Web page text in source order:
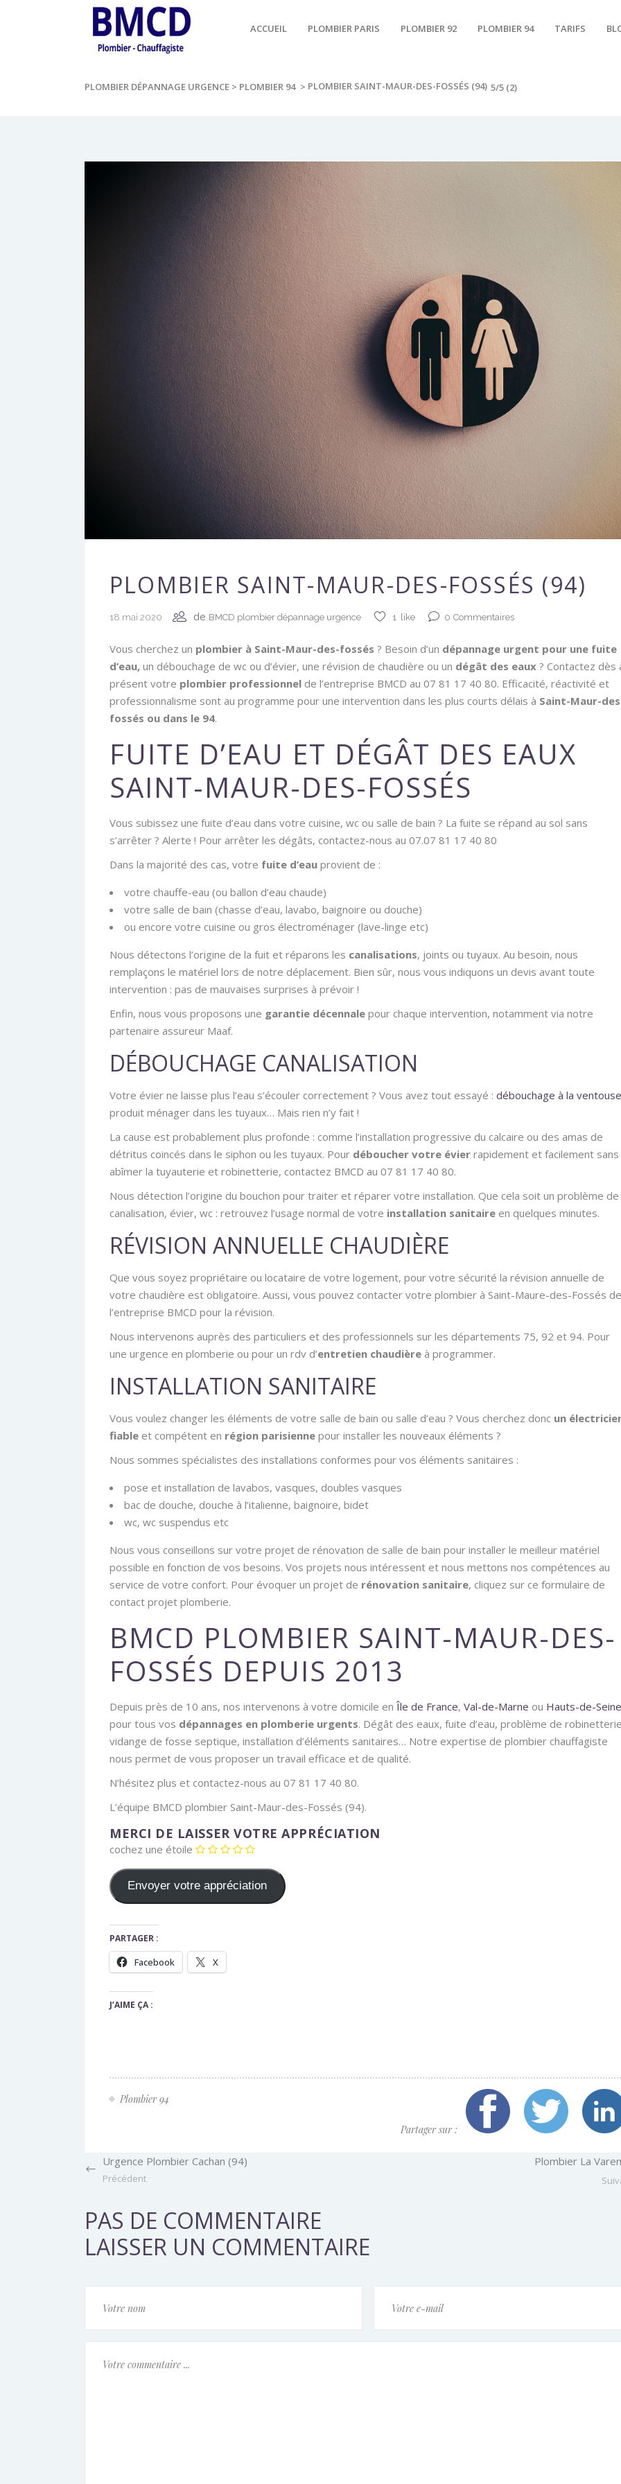
ACCUEIL PLOMBIER PARIS PLOMBIER 92 PLOMBIER 94 TARIFS
PLOMBIER DÉPANNAGE URGENCE > PLOMBIER 94 > PLOMBIER SAINT-MAUR-DES-FOSSÉS (94) 5/5 (2)
PLOMBIER SAINT-MAUR-DES-FOSSÉS (94)
18 mai 2020 de BMCD plombier dépannage urgence 1 like 0 Commentaires
Vous cherchez un plombier à Saint-Maur-des-fossés ? Besoin d’un dépannage urgent pour une fuite
d’eau, un débouchage de wc ou d’évier, une révision de chaudière ou un dégât des eaux ? Contactez dès
présent votre plombier professionnel de l’entreprise BMCD au 07 81 17 40 80. Efficacité, réactivité et
professionnalisme sont au programme pour une intervention dans les plus courts délais à Saint-Maur-
fossés ou dans le 94.
FUITE D’EAU ET DÉGÂT DES EAUX
SAINT-MAUR-DES-FOSSÉS
Vous subissez une fuite d’eau dans votre cuisine, wc ou salle de bain ? La fuite se répand au sol sans
s’arrêter ? Alerte ! Pour arrêter les dégâts, contactez-nous au 07.07 81 17 40 80
Dans la majorité des cas, votre fuite d’eau provient de :
votre chauffe-eau (ou ballon d’eau chaude)
votre salle de bain (chasse d’eau, lavabo, baignoire ou douche)
ou encore votre cuisine ou gros électroménager (lave-linge etc)
Nous détectons l’origine de la fuit et réparons les canalisations, joints ou tuyaux. Au besoin, nous
remplaçons le matériel lors de notre déplacement. Bien sûr, nous vous indiquons un devis avant toute
intervention : pas de mauvaises surprises à prévoir !
Enfin, nous vous proposons une garantie décennale pour chaque intervention, notamment via notre
partenaire assureur Maaf.
DÉBOUCHAGE CANALISATION
Votre évier ne laisse plus l’eau s’écouler correctement ? Vous avez tout essayé : débouchage à la ventouse
produit ménager dans les tuyaux… Mais rien n’y fait !
La cause est probablement plus profonde : comme l’installation progressive du calcaire ou des amas de
détritus coincés dans le siphon ou les tuyaux. Pour déboucher votre évier rapidement et facilement sans
abîmer la tuyauterie et robinetterie, contactez BMCD au 07 81 17 40 80.
Nous détection l’origine du bouchon pour traiter et réparer votre installation. Que cela soit un problème de
canalisation, évier, wc : retrouvez l’usage normal de votre installation sanitaire en quelques minutes.
RÉVISION ANNUELLE CHAUDIÈRE
Que vous soyez propriétaire ou locataire de votre logement, pour votre sécurité la révision annuelle de
votre chaudière est obligatoire. Aussi, vous pouvez contacter votre plombier à Saint-Maure-des-Fossés de
l’entreprise BMCD pour la révision.
Nous intervenons auprès des particuliers et des professionnels sur les départements 75, 92 et 94. Pour
une urgence en plomberie ou pour un rdv d’entretien chaudière à programmer.
INSTALLATION SANITAIRE
Vous voulez changer les éléments de votre salle de bain ou salle d’eau ? Vous cherchez donc un
fiable et compétent en région parisienne pour installer les nouveaux éléments ?
Nous sommes spécialistes des installations conformes pour vos éléments sanitaires :
pose et installation de lavabos, vasques, doubles vasques
bac de douche, douche à l’italienne, baignoire, bidet
wc, wc suspendus etc
Nous vous conseillons sur votre projet de rénovation de salle de bain pour installer le meilleur matériel
possible en fonction de vos besoins. Vos projets nous intéressent et nous mettons nos compétences au
service de votre confort. Pour évoquer un projet de rénovation sanitaire, cliquez sur ce formulaire de
contact projet plomberie.
BMCD PLOMBIER SAINT-MAUR-DES-
FOSSÉS DEPUIS 2013
Depuis près de 10 ans, nos intervenons à votre domicile en Île de France, Val-de-Marne ou Hauts-de-Seine
pour tous vos dépannages en plomberie urgents. Dégât des eaux, fuite d’eau, problème de
vidange de fosse septique, installation d’éléments sanitaires… Notre expertise de plombier chauffagiste
nous permet de vous proposer un travail efficace et de qualité.
N’hésitez plus et contactez-nous au 07 81 17 40 80.
L’équipe BMCD plombier Saint-Maur-des-Fossés (94).
MERCI DE LAISSER VOTRE APPRÉCIATION
cochez une étoile
PARTAGER :
Facebook X
J’AIME ÇA :
Plombier 94
Partager sur :
Urgence Plombier Cachan (94)
Précédent
Plombier La
PAS DE COMMENTAIRE
LAISSER UN COMMENTAIRE